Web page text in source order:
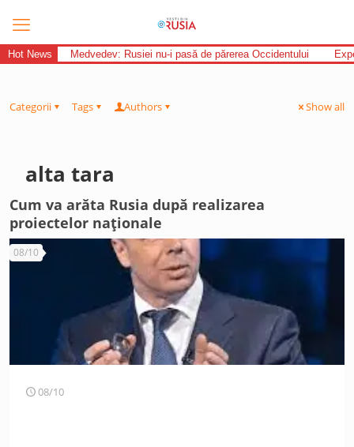
Hot News Medvedev: Rusiei nu-i pasă de părerea Occidentului
Categorii Tags Authors Show all
alta tara
Cum va arăta Rusia după realizarea
proiectelor naționale
08/10
08/10